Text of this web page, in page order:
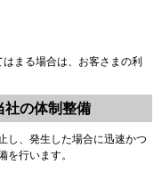
まる場合は、お客さまの利
社の体制整備
し、発生した場合に迅速かつ
行います。